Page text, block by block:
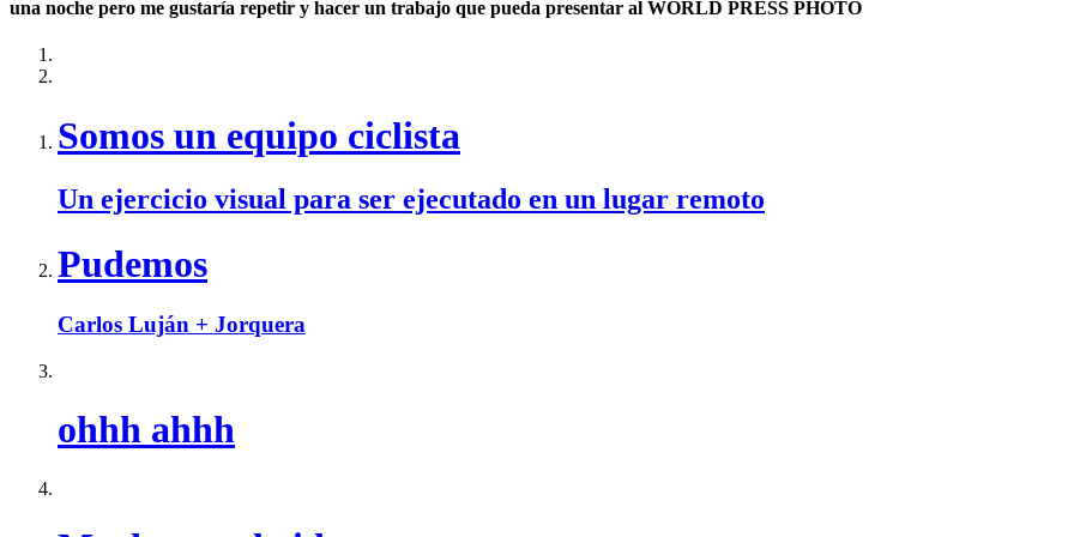
una noche pero me gustaría repetir y hacer un trabajo que pueda presentar al WORLD PRESS PHOTO
Somos un equipo ciclista
Un ejercicio visual para ser ejecutado en un lugar remoto
Pudemos
Carlos Luján + Jorquera
ohhh ahhh